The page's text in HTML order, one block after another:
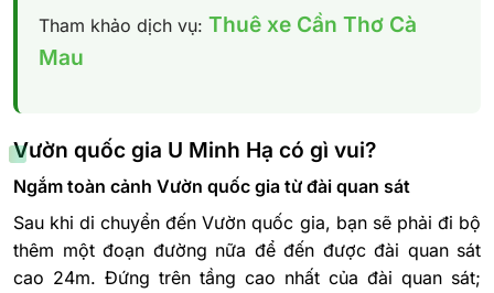
Tham khảo dịch vụ: Thuê xe Cần Thơ Cà
Mau
Vườn quốc gia U Minh Hạ có gì vui?
Ngắm toàn cảnh Vườn quốc gia từ đài quan sát
Sau khi di chuyển đến Vườn quốc gia, bạn sẽ phải đi bộ
thêm một đoạn đường nữa để đến được đài quan sát
cao 24m. Đứng trên tầng cao nhất của đài quan sát;